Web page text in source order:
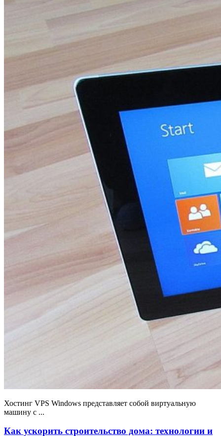
Хостинг VPS Windows представляет собой виртуальную
машину с ...
Как ускорить строительство дома: технологии и